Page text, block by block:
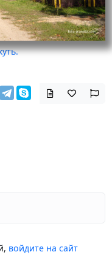
войдите на сайт